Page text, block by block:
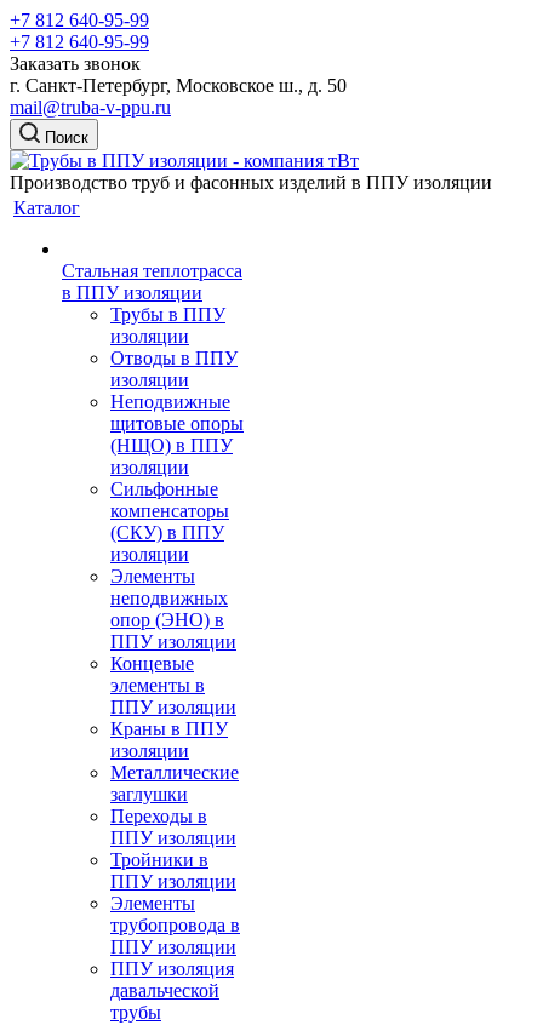
+7 812 640-95-99
+7 812 640-95-99
Заказать звонок
г. Санкт-Петербург, Московское ш., д. 50
mail@truba-v-ppu.ru
Поиск
Производство труб и фасонных изделий в ППУ изоляции
Каталог
Стальная теплотрасса
в ППУ изоляции
Трубы в ППУ
изоляции
Отводы в ППУ
изоляции
Неподвижные
щитовые опоры
(НЩО) в ППУ
изоляции
Cильфонные
компенсаторы
(СКУ) в ППУ
изоляции
Элементы
неподвижных
опор (ЭНО) в
ППУ изоляции
Концевые
элементы в
ППУ изоляции
Краны в ППУ
изоляции
Металлические
заглушки
Переходы в
ППУ изоляции
Тройники в
ППУ изоляции
Элементы
трубопровода в
ППУ изоляции
ППУ изоляция
давальческой
трубы